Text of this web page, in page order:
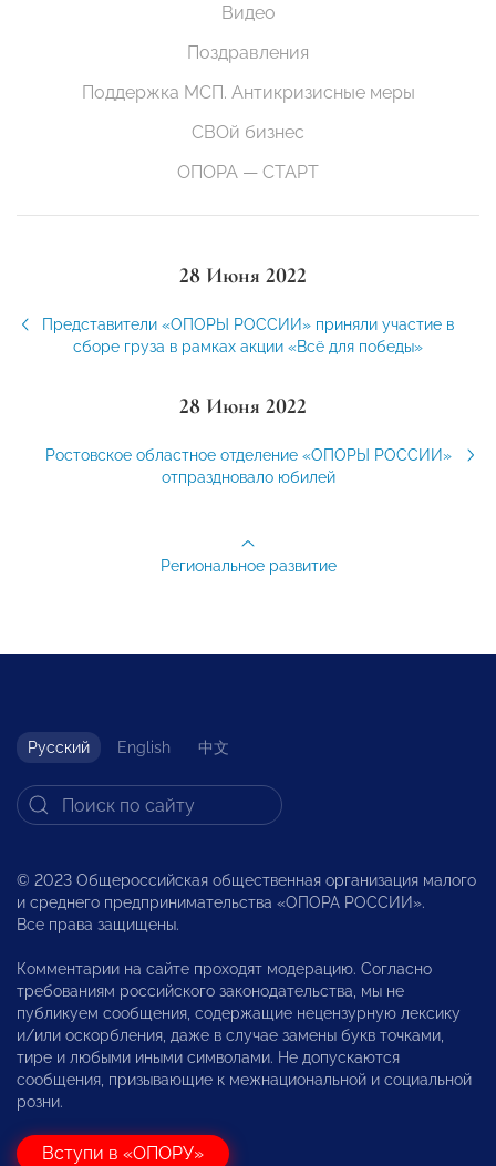
Видео
Поздравления
Поддержка МСП. Антикризисные меры
СВОй бизнес
ОПОРА — СТАРТ
28 Июня 2022
Представители «ОПОРЫ РОССИИ» приняли участие в
сборе груза в рамках акции «Всё для победы»
28 Июня 2022
Ростовское областное отделение «ОПОРЫ РОССИИ»
отпраздновало юбилей
Региональное развитие
Русский English 中文
© 2023 Общероссийская общественная организация малого
и среднего предпринимательства «ОПОРА РОССИИ».
Все права защищены.
Комментарии на сайте проходят модерацию. Согласно
требованиям российского законодательства, мы не
публикуем сообщения, содержащие нецензурную лексику
и/или оскорбления, даже в случае замены букв точками,
тире и любыми иными символами. Не допускаются
сообщения, призывающие к межнациональной и социальной
розни.
Вступи в «ОПОРУ»